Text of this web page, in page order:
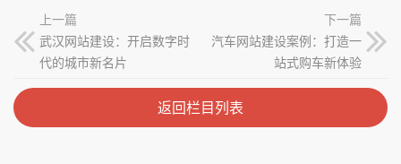
上一篇
武汉网站建设：开启数字时
代的城市新名片
下一篇
汽车网站建设案例：打造一
站式购车新体验
返回栏目列表